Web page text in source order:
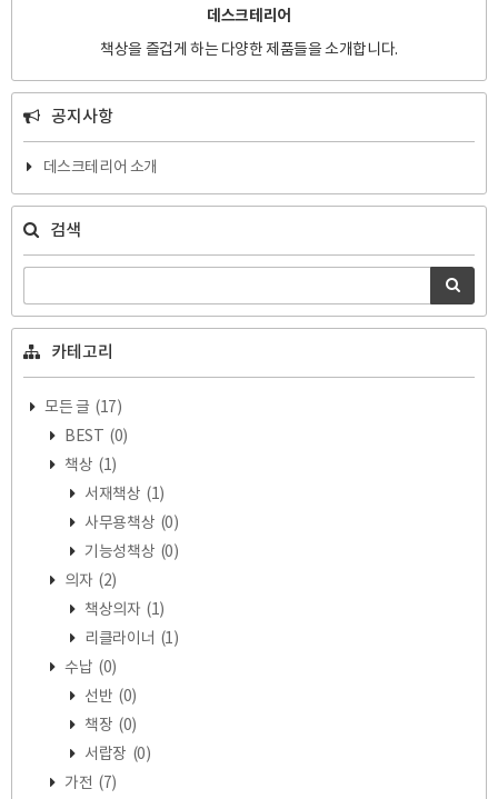
데스크테리어
책상을 즐겁게 하는 다양한 제품들을 소개합니다.
공지사항
데스크테리어 소개
검색
카테고리
모든 글 (17)
BEST (0)
책상 (1)
서재책상 (1)
사무용책상 (0)
기능성책상 (0)
의자 (2)
책상의자 (1)
리클라이너 (1)
수납 (0)
선반 (0)
책장 (0)
서랍장 (0)
가전 (7)